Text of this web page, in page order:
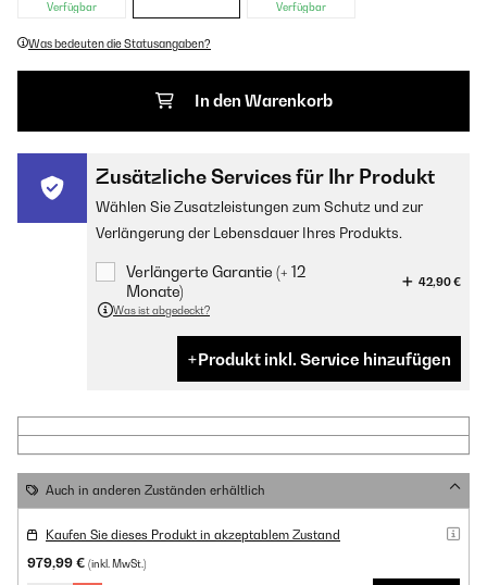
Verfügbar Verfügbar
Was bedeuten die Statusangaben?
In den Warenkorb
Zusätzliche Services für Ihr Produkt
Wählen Sie Zusatzleistungen zum Schutz und zur
Verlängerung der Lebensdauer Ihres Produkts.
Verlängerte Garantie (+ 12
Monate)
42,90 €
Was ist abgedeckt?
Produkt inkl. Service hinzufügen
Auch in anderen Zuständen erhältlich
Kaufen Sie dieses Produkt in akzeptablem Zustand
979,99 € (inkl. MwSt.)